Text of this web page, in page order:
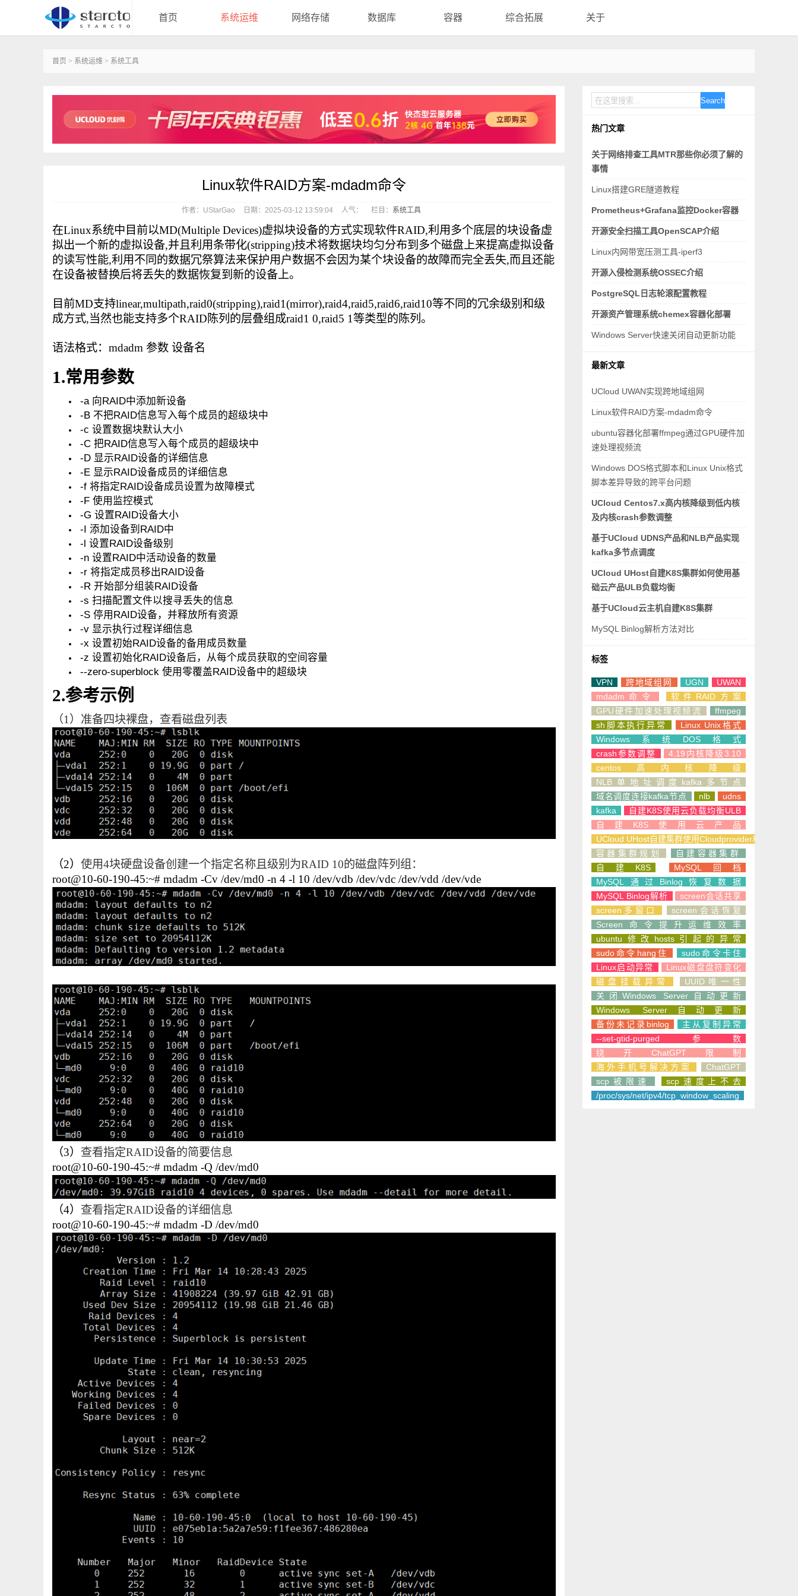
首页 系统运维 网络存储 数据库 容器 综合拓展 关于
首页 > 系统运维 > 系统工具
Linux软件RAID方案-mdadm命令
作者：UStarGao 日期：2025-03-12 13:59:04 人气： 栏目： 系统工具
在Linux系统中目前以MD(Multiple Devices)虚拟块设备的方式实现软件RAID,利用多个底层的块设备虚
拟出一个新的虚拟设备,并且利用条带化(stripping)技术将数据块均匀分布到多个磁盘上来提高虚拟设备
的读写性能,利用不同的数据冗祭算法来保护用户数据不会因为某个块设备的故障而完全丢失,而且还能
在设备被替换后将丢失的数据恢复到新的设备上。
目前MD支持linear,multipath,raid0(stripping),raid1(mirror),raid4,raid5,raid6,raid10等不同的冗余级别和级
成方式,当然也能支持多个RAID陈列的层叠组成raid1 0,raid5 1等类型的陈列。
语法格式：mdadm 参数 设备名
1.常用参数
-a 向RAID中添加新设备
-B 不把RAID信息写入每个成员的超级块中
-c 设置数据块默认大小
-C 把RAID信息写入每个成员的超级块中
-D 显示RAID设备的详细信息
-E 显示RAID设备成员的详细信息
-f 将指定RAID设备成员设置为故障模式
-F 使用监控模式
-G 设置RAID设备大小
-I 添加设备到RAID中
-l 设置RAID设备级别
-n 设置RAID中活动设备的数量
-r 将指定成员移出RAID设备
-R 开始部分组装RAID设备
-s 扫描配置文件以搜寻丢失的信息
-S 停用RAID设备，并释放所有资源
-v 显示执行过程详细信息
-x 设置初始RAID设备的备用成员数量
-z 设置初始化RAID设备后，从每个成员获取的空间容量
--zero-superblock 使用零覆盖RAID设备中的超级块
2.参考示例
（1）准备四块裸盘，查看磁盘列表
（2） 使用4块硬盘设备创建一个指定名称且级别为RAID 10的磁盘阵列组：
root@10-60-190-45:~# mdadm -Cv /dev/md0 -n 4 -l 10 /dev/vdb /dev/vdc /dev/vdd /dev/vde
（3） 查看指定RAID设备的简要信息
root@10-60-190-45:~# mdadm -Q /dev/md0
（4） 查看指定RAID设备的详细信息
root@10-60-190-45:~# mdadm -D /dev/md0
Search
热门文章
关于网络排查工具MTR那些你必须了解的
事情
Linux搭建GRE隧道教程
Prometheus+Grafana监控Docker容器
开源安全扫描工具OpenSCAP介绍
Linux内网带宽压测工具-iperf3
开源入侵检测系统OSSEC介绍
PostgreSQL日志轮滚配置教程
开源资产管理系统chemex容器化部署
Windows Server快速关闭自动更新功能
最新文章
UCloud UWAN实现跨地域组网
Linux软件RAID方案-mdadm命令
ubuntu容器化部署ffmpeg通过GPU硬件加
速处理视频流
Windows DOS格式脚本和Linux Unix格式
脚本差异导致的跨平台问题
UCloud Centos7.x高内核降级到低内核
及内核crash参数调整
基于UCloud UDNS产品和NLB产品实现
kafka多节点调度
UCloud UHost自建K8S集群如何使用基
础云产品ULB负载均衡
基于UCloud云主机自建K8S集群
MySQL Binlog解析方法对比
标签
VPN 跨地域组网 UGN
UWAN
mdadm命令
软件RAID方案
GPU硬件加速处理视频流
ffmpeg
sh脚本执行异常
Linux Unix格式
Windows系统DOS格式
crash参数调整
4.19内核降级3.10
centos高内核降级
NLB单地址调度kafka多节点
域名调度连接kafka节点
nlb
udns
kafka
自建K8S使用云负载均衡ULB
自建K8S使用云产品
UCloud UHost自建集群使用Cloudprovider和CSI
容器集群规划
自建容器集群
自建K8S
MySQL回档
MySQL通过Binlog恢复数据
MySQL Binlog解析
screen会话共享
screen多窗口
screen会话恢复
Screen命令提升运维效率
ubuntu修改hosts引起的异常
sudo命令hang住
sudo命令卡住
Linux启动异常
Linux磁盘盘符变化
磁盘挂载异常
UUID唯一性
关闭Windows Server自动更新
Windows Server自动更新
备份未记录binlog
主从复制异常
--set-gtid-purged参数
绕开ChatGPT限制
海外手机号解决方案
ChatGPT
scp被限速
scp速度上不去
/proc/sys/net/ipv4/tcp_window_scaling